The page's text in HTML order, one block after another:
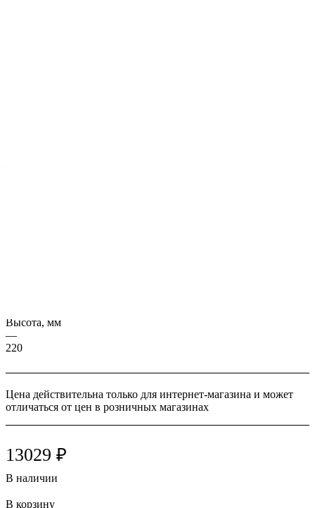
Высота, мм
—
220
Цена действительна только для интернет-магазина и может
отличаться от цен в розничных магазинах
13029 ₽
В наличии
В корзину